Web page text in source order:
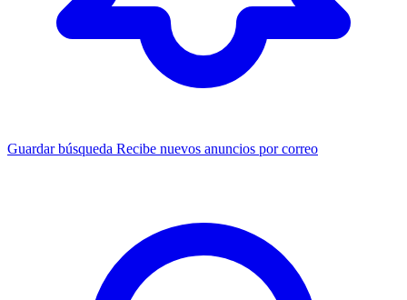
Guardar búsqueda Recibe nuevos anuncios por correo